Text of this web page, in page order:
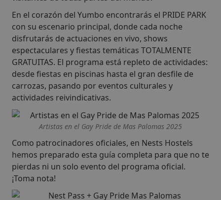
En el corazón del Yumbo encontrarás el PRIDE PARK
con su escenario principal, donde cada noche
disfrutarás de actuaciones en vivo, shows
espectaculares y fiestas temáticas TOTALMENTE
GRATUITAS. El programa está repleto de actividades:
desde fiestas en piscinas hasta el gran desfile de
carrozas, pasando por eventos culturales y
actividades reivindicativas.
Artistas en el Gay Pride de Mas Palomas 2025
Como patrocinadores oficiales, en Nests Hostels
hemos preparado esta guía completa para que no te
pierdas ni un solo evento del programa oficial.
¡Toma nota!